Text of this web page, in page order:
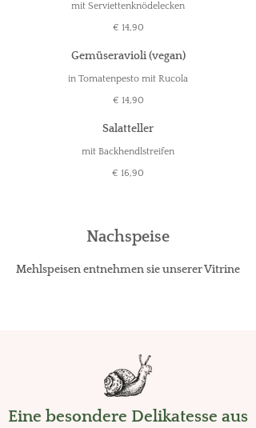
mit Serviettenknödelecken
€ 14,90
Gemüseravioli (vegan)
in Tomatenpesto mit Rucola
€ 14,90
Salatteller
mit Backhendlstreifen
€ 16,90
Nachspeise
Mehlspeisen entnehmen sie unserer Vitrine
Eine besondere Delikatesse aus